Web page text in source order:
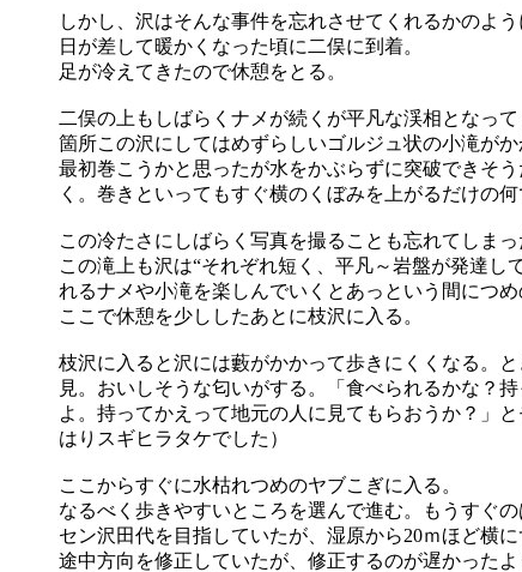
しかし、沢はそんな事件を忘れさせてくれるかのよ
日が差して暖かくなった頃に二俣に到着。
足が冷えてきたので休憩をとる。
二俣の上もしばらくナメが続くが平凡な渓相となっ
箇所この沢にしてはめずらしいゴルジュ状の小滝がか
最初巻こうかと思ったが水をかぶらずに突破できそ
く。巻きといってもすぐ横のくぼみを上がるだけの何
この冷たさにしばらく写真を撮ることも忘れてしまっ
この滝上も沢は“それぞれ短く、平凡～岩盤が発達
れるナメや小滝を楽しんでいくとあっという間につめ
ここで休憩を少ししたあとに枝沢に入る。
枝沢に入ると沢には藪がかかって歩きにくくなる。
見。おいしそうな匂いがする。「食べられるかな？
よ。持ってかえって地元の人に見てもらおうか？」
はりスギヒラタケでした）
ここからすぐに水枯れつめのヤブこぎに入る。
なるべく歩きやすいところを選んで進む。もうすぐ
セン沢田代を目指していたが、湿原から20ｍほど横
途中方向を修正していたが、修正するのが遅かったよ